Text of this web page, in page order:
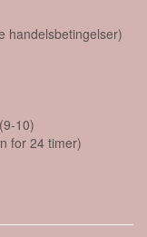
handelsbetingelser)
10)
for 24 timer)